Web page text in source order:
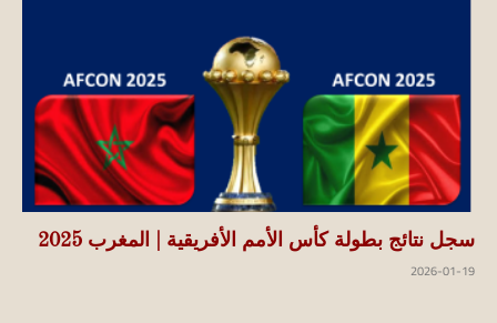
سجل نتائج بطولة كأس الأمم الأفريقية | المغرب 2025
2026-01-19